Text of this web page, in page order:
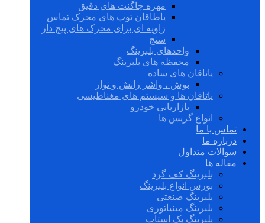
مهره چاگنت های دقیق
یاطاقان توپ های محرک تماس
زاویه ای برای محرک های پیچ دار
سنج
واحدهای بلبرینگ
محفظه های بلبرینگ
یاتاقان های ساده
بوش ، واشر رانش و نوار
یاتاقان ها و سیستم های مغناطیسی
بازاریابی خودرو
انواع گریس ها
تماس با ما
درباره ما
سوالات متداول
مقاله ها
بلبرینگ کف گرد
بورس انواع بلبرینگ
بلبرینگ صنعتی
بلبرینگ مینیاتوری
بلبرینگ بک استاپ